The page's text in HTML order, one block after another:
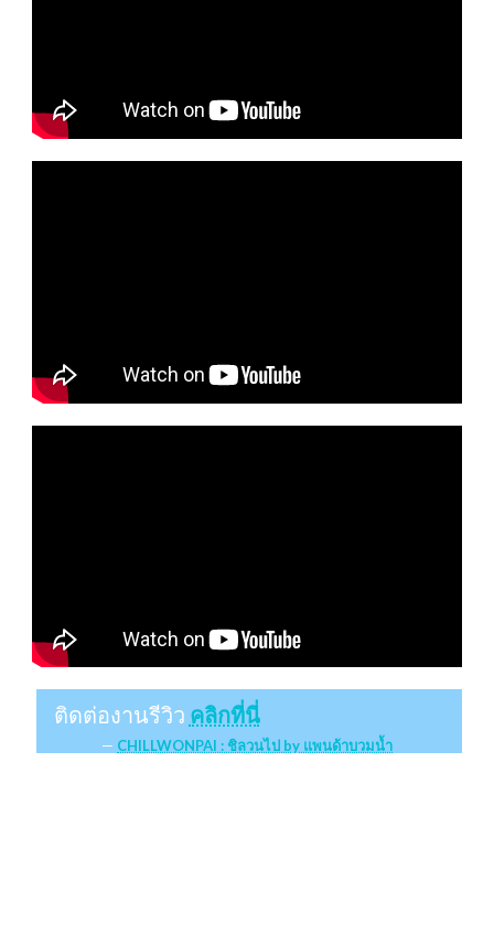
ติดต่องานรีวิว คลิกที่นี่
CHILLWONPAI : ชิลวนไป by แพนด้าบวมน้ำ